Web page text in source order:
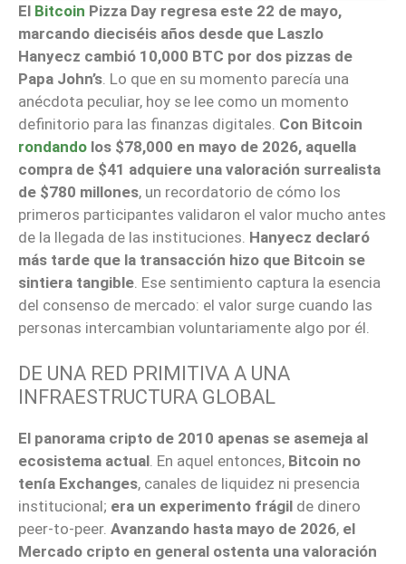
El Bitcoin Pizza Day regresa este 22 de mayo,
marcando dieciséis años desde que Laszlo
Hanyecz cambió 10,000 BTC por dos pizzas de
Papa John’s . Lo que en su momento parecía una
anécdota peculiar, hoy se lee como un momento
definitorio para las finanzas digitales. Con Bitcoin
rondando los $78,000 en mayo de 2026, aquella
compra de $41 adquiere una valoración surrealista
de $780 millones, un recordatorio de cómo los
primeros participantes validaron el valor mucho antes
de la llegada de las instituciones. Hanyecz declaró
más tarde que la transacción hizo que Bitcoin se
sintiera tangible . Ese sentimiento captura la esencia
del consenso de mercado: el valor surge cuando las
personas intercambian voluntariamente algo por él.
DE UNA RED PRIMITIVA A UNA
INFRAESTRUCTURA GLOBAL
El panorama cripto de 2010 apenas se asemeja al
ecosistema actual. En aquel entonces, Bitcoin no
tenía Exchanges, canales de liquidez ni presencia
institucional; era un experimento frágil de dinero
peer-to-peer. Avanzando hasta mayo de 2026, el
Mercado cripto en general ostenta una valoración